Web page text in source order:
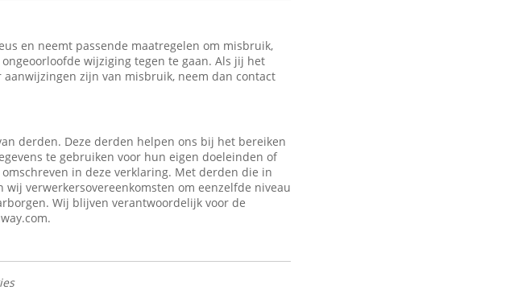
en neemt passende maatregelen om misbruik,
wijziging tegen te gaan. Als jij het
zijn van misbruik, neem dan contact
derden. Deze derden helpen ons bij het bereiken
te gebruiken voor hun eigen doeleinden of
in deze verklaring. Met derden die in
verwerkersovereenkomsten om eenzelfde niveau
Wij blijven verantwoordelijk voor de